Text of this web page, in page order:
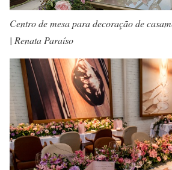
Centro de mesa para decoração de
| Renata Paraíso